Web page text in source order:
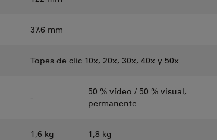
37,6 mm
Topes de clic 10x, 20x, 30x, 40x y 50x
-
50 % vídeo / 50 % visual,
permanente
1,6 kg 1,8 kg